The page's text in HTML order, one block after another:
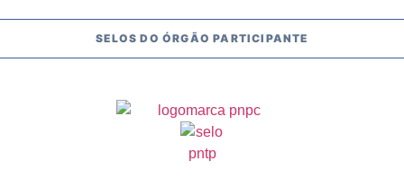
SELOS DO ÓRGÃO PARTICIPANTE